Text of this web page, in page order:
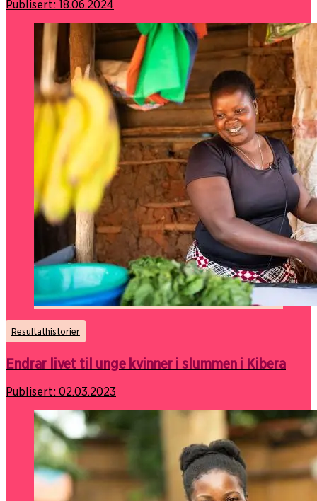
Publisert: 18.06.2024
Resultathistorier
Endrar livet til unge kvinner i slummen i Kibera
Publisert: 02.03.2023